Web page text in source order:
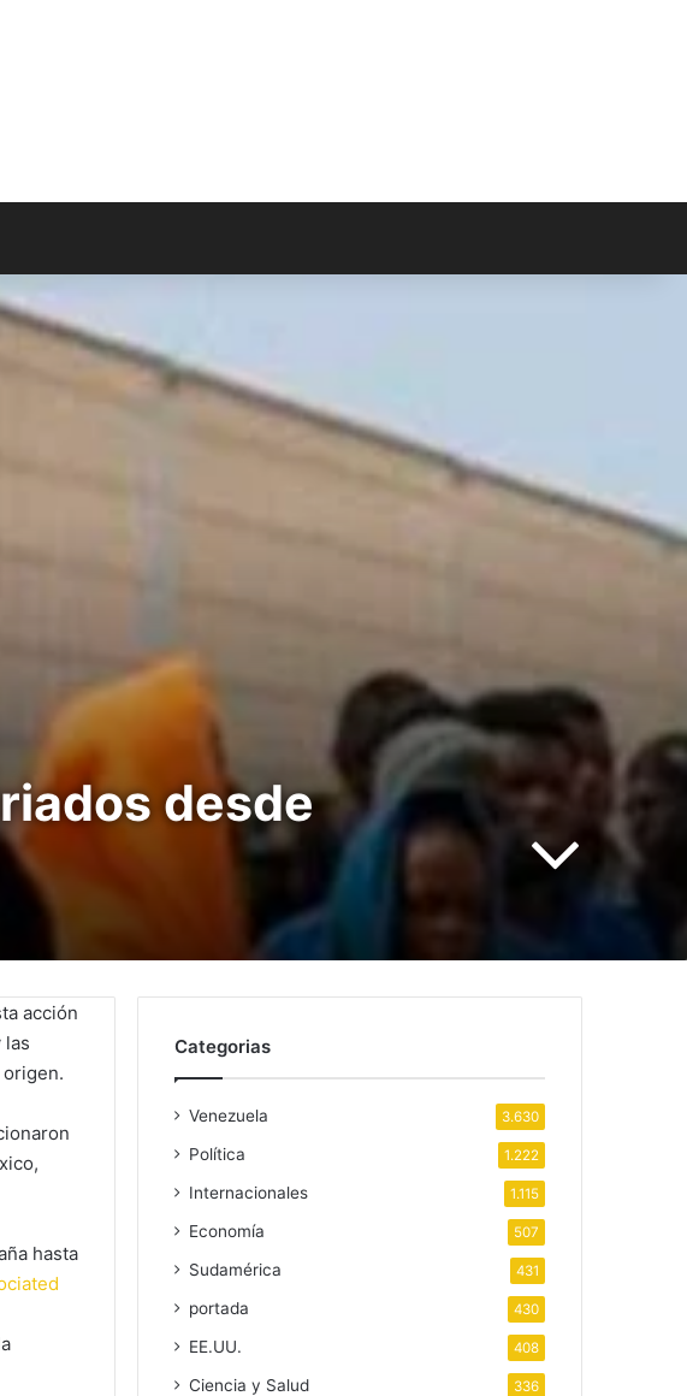
desde
acción
las
hasta
Categorias
Venezuela 3.630
Política 1.222
Internacionales 1.115
Economía 507
Sudamérica 431
portada 430
EE.UU. 408
Ciencia y Salud 336